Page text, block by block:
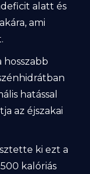
alatt és
ami
hosszabb
hatással
az éjszakai
ki ezt a
kalóriás